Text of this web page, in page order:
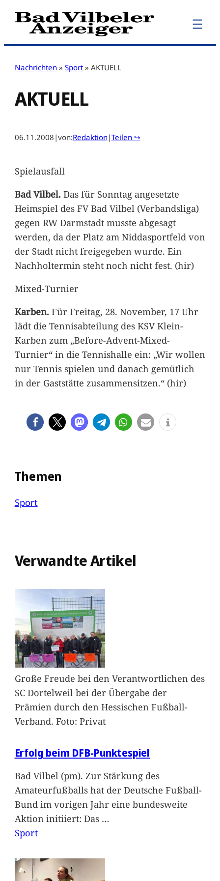
Zum
Inhalt
Nachrichten » Sport » AKTUELL
AKTUELL
06.11.2008 |von:Redaktion|Teilen ↪
Spielausfall
Bad Vilbel.Das für Sonntag angesetzte
Heimspiel des FV Bad Vilbel (Verbandsliga)
gegen RW Darmstadt musste abgesagt
werden, da der Platz am Niddasportfeld von
der Stadt nicht freigegeben wurde. Ein
Nachholtermin steht noch nicht fest. (hir)
Mixed-Turnier
Karben.Für Freitag, 28. November, 17 Uhr
lädt die Tennisabteilung des KSV Klein-
Karben zum „Before-Advent-Mixed-
Turnier“ in die Tennishalle ein: „Wir wollen
nur Tennis spielen und danach gemütlich
in der Gaststätte zusammensitzen.“ (hir)
Themen
Sport
Verwandte Artikel
Große Freude bei den Verantwortlichen des
SC Dortelweil bei der Übergabe der
Prämien durch den Hessischen Fußball-
Verband. Foto: Privat
Erfolg beim DFB-Punktespiel
Bad Vilbel (pm). Zur Stärkung des
Amateurfußballs hat der Deutsche Fußball-
Bund im vorigen Jahr eine bundesweite
Aktion initiiert: Das …
Sport